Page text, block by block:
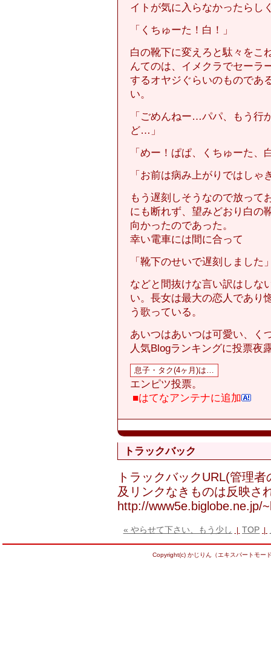
イトが気に入らなかったらし
「くちゅーた！白！」
白の靴下に変えろと駄々をこ
んてのは、イメクラでセーラ
するオヤジぐらいのものであ
い。
「ごめんねー…パパ、もう行
ど…」
「めー！ぱぱ、くちゅーた、
「お前は病み上がりではしゃ
もう遅刻しそうなので放って
にも断れず、望みどおり白の
向かったのであった。
幸い電車には間に合って
「靴下のせいで遅刻しました
などと間抜けな言い訳はしな
い。長女は最大の恋人であり
う歌っている。
あいつはあいつは可愛い、く
人気Blogランキングに投票夜
エンピツ投票。
■はてなアンテナに追加
トラックバック
トラックバックURL(管理
及リンクなきものは反映さ
http://www5e.biglobe.ne.jp/
« やらせて下さい、もう少し | TOP |
Copyright(c) かじりん（エキスパートモー